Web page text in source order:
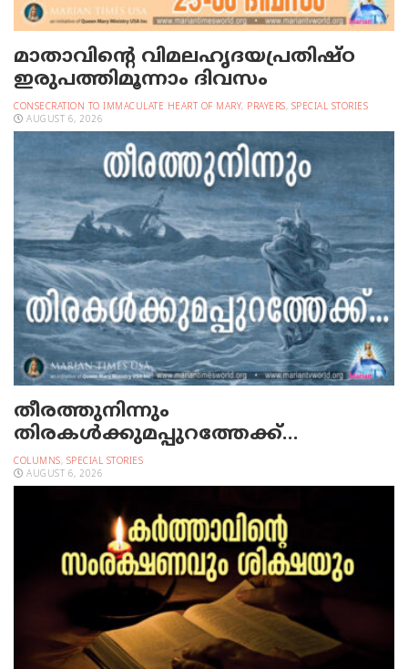
മാതാവിന്റെ വിമലഹൃദയപ്രതിഷ്ഠ
ഇരുപത്തിമൂന്നാം ദിവസം
CONSECRATION TO IMMACULATE HEART OF MARY, PRAYERS, SPECIAL STORIES
AUGUST 6, 2026
തീരത്തുനിന്നും
തിരകള്‍ക്കുമപ്പുറത്തേക്ക്…
COLUMNS, SPECIAL STORIES
AUGUST 6, 2026